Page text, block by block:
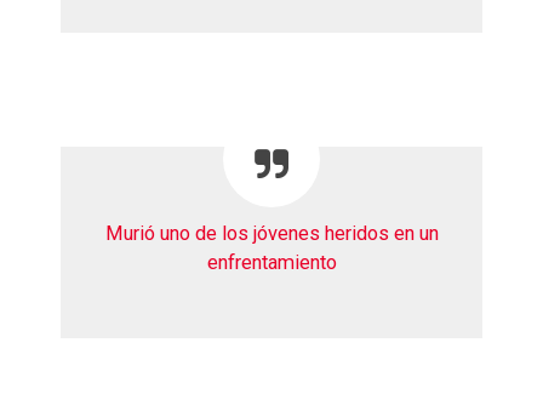
Murió uno de los jóvenes heridos en un
enfrentamiento